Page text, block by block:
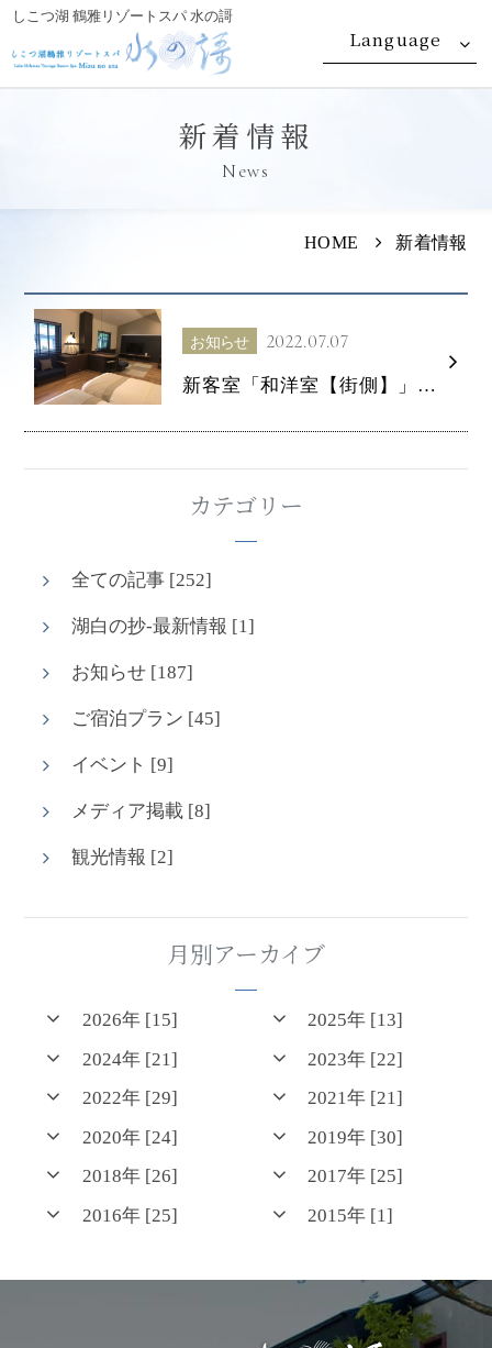
しこつ湖 鶴雅リゾートスパ 水の謌
Language
新着情報
News
HOME 新着情報
お知らせ 2022.07.07
新客室「和洋室【街側】」が誕生いたしました！
カテゴリー
全ての記事 [252]
湖白の抄‐最新情報 [1]
お知らせ [187]
ご宿泊プラン [45]
イベント [9]
メディア掲載 [8]
観光情報 [2]
月別アーカイブ
2026年 [15]
2025年 [13]
2024年 [21]
2023年 [22]
2022年 [29]
2021年 [21]
2020年 [24]
2019年 [30]
2018年 [26]
2017年 [25]
2016年 [25]
2015年 [1]